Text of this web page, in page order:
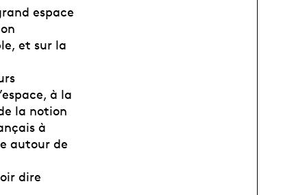
espace
et sur la
à la
la notion
à
autour de
dire